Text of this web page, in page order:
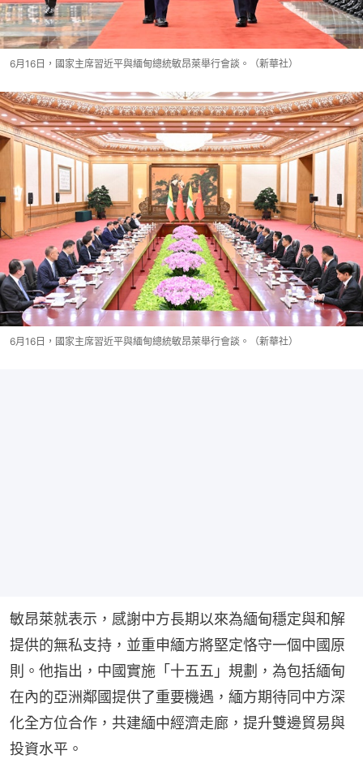
6月16日，國家主席習近平與緬甸總統敏昂萊舉行會談。（新華社）
6月16日，國家主席習近平與緬甸總統敏昂萊舉行會談。（新華社）
敏昂萊就表示，感謝中方長期以來為緬甸穩定與和解
提供的無私支持，並重申緬方將堅定恪守一個中國原
則。他指出，中國實施「十五五」規劃，為包括緬甸
在內的亞洲鄰國提供了重要機遇，緬方期待同中方深
化全方位合作，共建緬中經濟走廊，提升雙邊貿易與
投資水平。